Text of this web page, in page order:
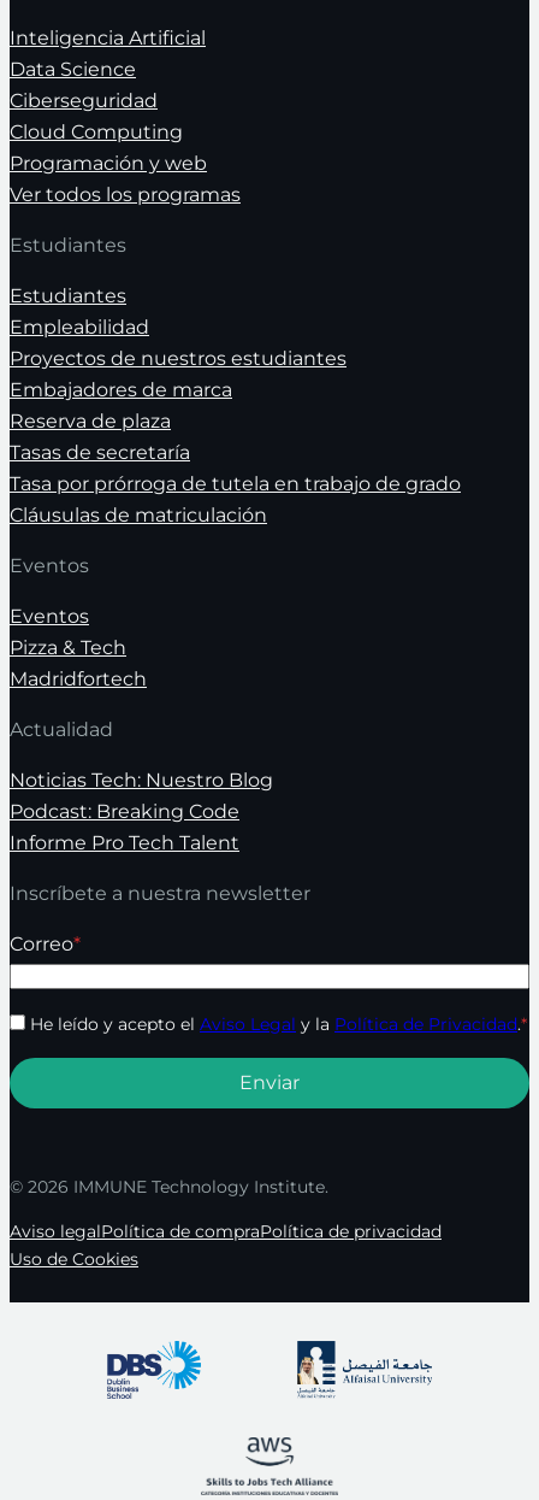
Inteligencia Artificial
Data Science
Ciberseguridad
Cloud Computing
Programación y web
Ver todos los programas
Estudiantes
Estudiantes
Empleabilidad
Proyectos de nuestros estudiantes
Embajadores de marca
Reserva de plaza
Tasas de secretaría
Tasa por prórroga de tutela en trabajo de grado
Cláusulas de matriculación
Eventos
Eventos
Pizza & Tech
Madridfortech
Actualidad
Noticias Tech: Nuestro Blog
Podcast: Breaking Code
Informe Pro Tech Talent
Inscríbete a nuestra newsletter
Correo*
He leído y acepto el Aviso Legal y la Política de Privacidad.*
© 2026 IMMUNE Technology Institute.
Aviso legalPolítica de compraPolítica de privacidad
Uso de Cookies